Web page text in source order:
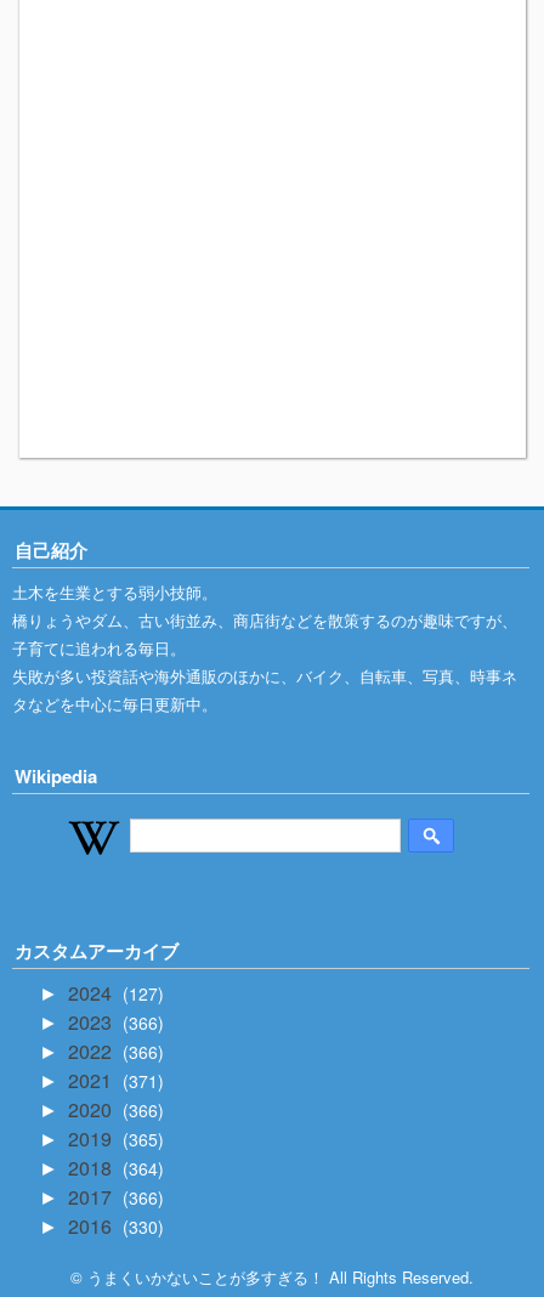
自己紹介
土木を生業とする弱小技師。
橋りょうやダム、古い街並み、商店街などを散策するのが趣味ですが、
子育てに追われる毎日。
失敗が多い投資話や海外通販のほかに、バイク、自転車、写真、時事ネ
タなどを中心に毎日更新中。
Wikipedia
カスタムアーカイブ
► 2024 127
► 2023 366
► 2022 366
► 2021 371
► 2020 366
► 2019 365
► 2018 364
► 2017 366
► 2016 330
© うまくいかないことが多すぎる！ All Rights Reserved.